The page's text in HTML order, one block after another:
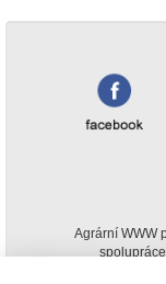
Agrární WWW
spolupráce